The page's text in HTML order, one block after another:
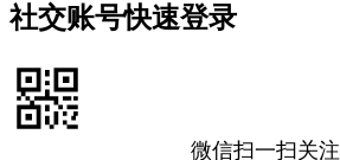
社交账号快速登录
微信扫一扫关注